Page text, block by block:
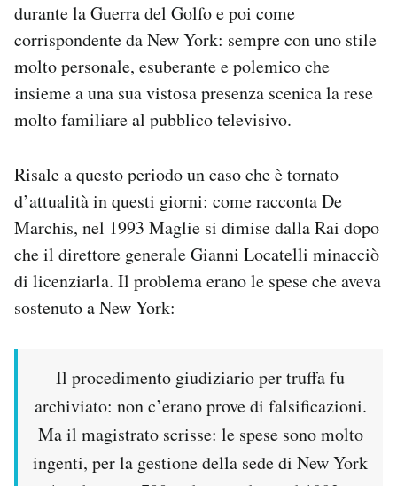
durante la Guerra del Golfo e poi come
corrispondente da New York: sempre con uno stile
molto personale, esuberante e polemico che
insieme a una sua vistosa presenza scenica la rese
molto familiare al pubblico televisivo.
Risale a questo periodo un caso che è tornato
d’attualità in questi giorni: come racconta De
Marchis, nel 1993 Maglie si dimise dalla Rai dopo
che il direttore generale Gianni Locatelli minacciò
di licenziarla. Il problema erano le spese che aveva
sostenuto a New York:
Il procedimento giudiziario per truffa fu
archiviato: non c’erano prove di falsificazioni.
Ma il magistrato scrisse: le spese sono molto
ingenti, per la gestione della sede di New York